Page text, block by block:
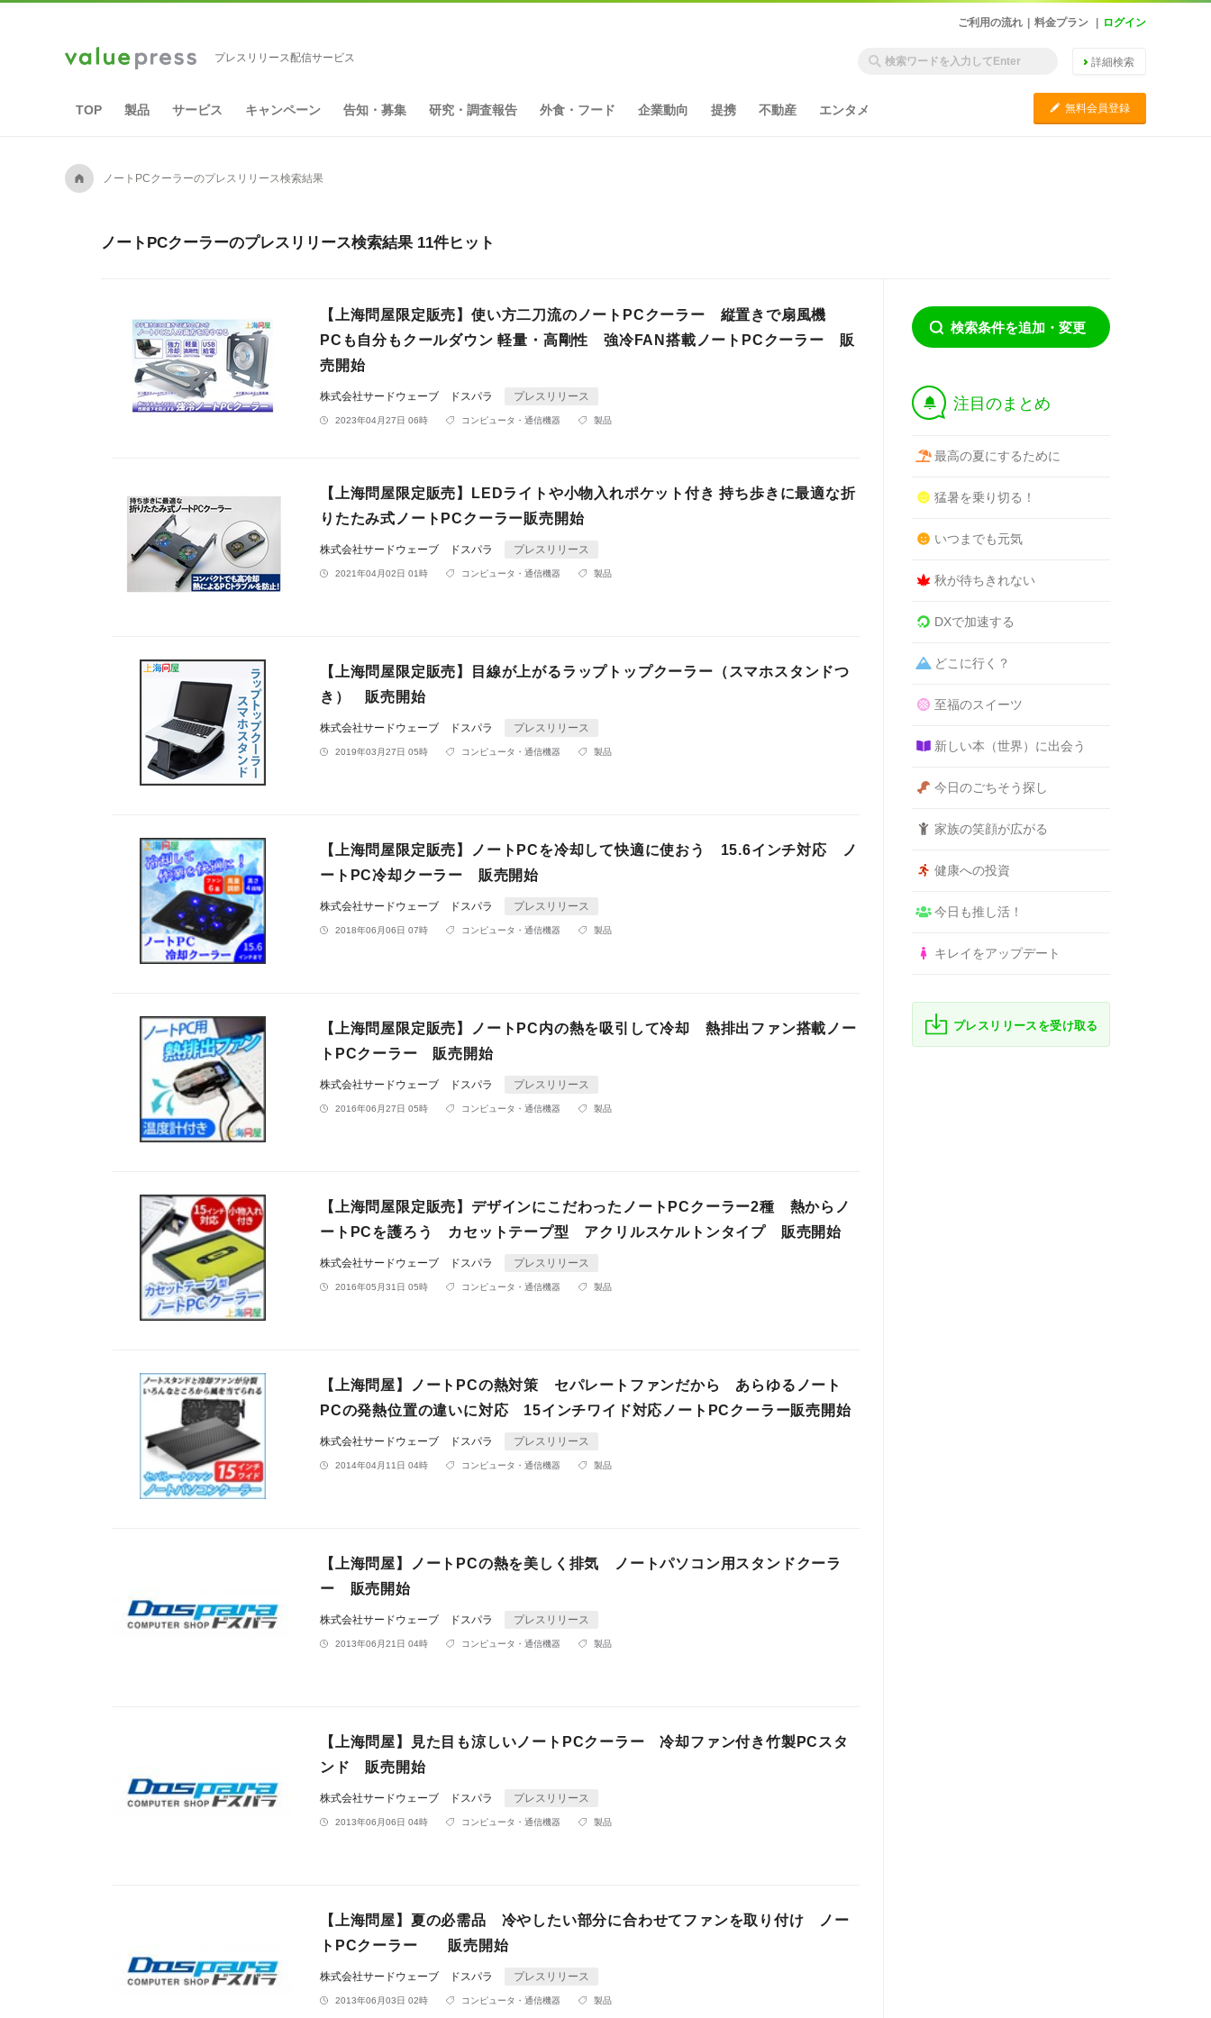
ご利用の流れ 料金プラン ログイン
プレスリリース配信サービス 詳細検索
TOP 製品 サービス キャンペーン 告知・募集 研究・調査報告 外食・フード 企業動向 提携 不動産 エンタメ C 無料会員登録
A ノートPCクーラーのプレスリリース検索結果
ノートPCクーラーのプレスリリース検索結果 11件ヒット
【上海問屋限定販売】使い方二刀流のノートPCクーラー 縦置きで扇風機
PCも自分もクールダウン 軽量・高剛性 強冷FAN搭載ノートPCクーラー 販
売開始
株式会社サードウェーブ ドスパラ プレスリリース
2023年04月27日 06時 コンピュータ・通信機器 製品
【上海問屋限定販売】LEDライトや小物入れポケット付き 持ち歩きに最適な折
りたたみ式ノートPCクーラー販売開始
株式会社サードウェーブ ドスパラ プレスリリース
2021年04月02日 01時 コンピュータ・通信機器 製品
【上海問屋限定販売】目線が上がるラップトップクーラー（スマホスタンドつ
き） 販売開始
株式会社サードウェーブ ドスパラ プレスリリース
2019年03月27日 05時 コンピュータ・通信機器 製品
【上海問屋限定販売】ノートPCを冷却して快適に使おう 15.6インチ対応 ノ
ートPC冷却クーラー 販売開始
株式会社サードウェーブ ドスパラ プレスリリース
2018年06月06日 07時 コンピュータ・通信機器 製品
【上海問屋限定販売】ノートPC内の熱を吸引して冷却 熱排出ファン搭載ノー
トPCクーラー 販売開始
株式会社サードウェーブ ドスパラ プレスリリース
2016年06月27日 05時 コンピュータ・通信機器 製品
【上海問屋限定販売】デザインにこだわったノートPCクーラー2種 熱からノ
ートPCを護ろう カセットテープ型 アクリルスケルトンタイプ 販売開始
株式会社サードウェーブ ドスパラ プレスリリース
2016年05月31日 05時 コンピュータ・通信機器 製品
【上海問屋】ノートPCの熱対策 セパレートファンだから あらゆるノート
PCの発熱位置の違いに対応 15インチワイド対応ノートPCクーラー販売開始
株式会社サードウェーブ ドスパラ プレスリリース
2014年04月11日 04時 コンピュータ・通信機器 製品
【上海問屋】ノートPCの熱を美しく排気 ノートパソコン用スタンドクーラ
ー 販売開始
株式会社サードウェーブ ドスパラ プレスリリース
2013年06月21日 04時 コンピュータ・通信機器 製品
【上海問屋】見た目も涼しいノートPCクーラー 冷却ファン付き竹製PCスタ
ンド 販売開始
株式会社サードウェーブ ドスパラ プレスリリース
2013年06月06日 04時 コンピュータ・通信機器 製品
【上海問屋】夏の必需品 冷やしたい部分に合わせてファンを取り付け ノー
トPCクーラー 販売開始
株式会社サードウェーブ ドスパラ プレスリリース
2013年06月03日 02時 コンピュータ・通信機器 製品
検索条件を追加・変更
† 注目のまとめ
最高の夏にするために
猛暑を乗り切る！
いつまでも元気
秋が待ちきれない
DXで加速する
どこに行く？
至福のスイーツ
新しい本（世界）に出会う
今日のごちそう探し
家族の笑顔が広がる
健康への投資
今日も推し活！
キレイをアップデート
プレスリリースを受け取る